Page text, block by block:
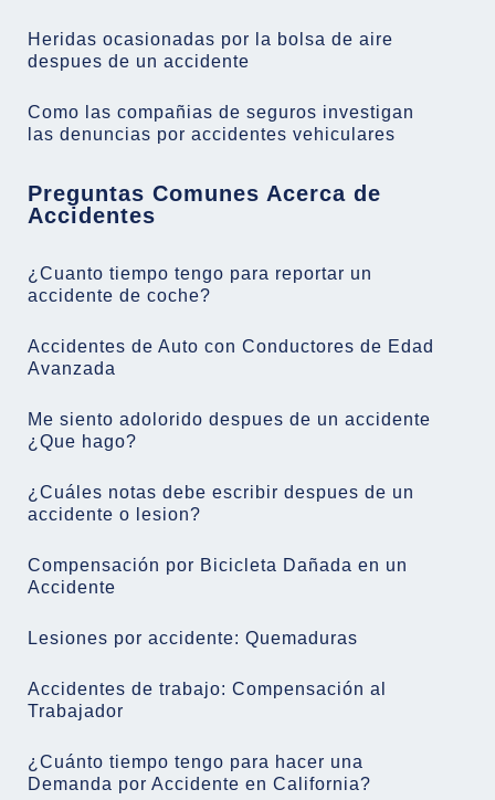
Heridas ocasionadas por la bolsa de aire
despues de un accidente
Como las compañias de seguros investigan
las denuncias por accidentes vehiculares
Preguntas Comunes Acerca de
Accidentes
¿Cuanto tiempo tengo para reportar un
accidente de coche?
Accidentes de Auto con Conductores de Edad
Avanzada
Me siento adolorido despues de un accidente
¿Que hago?
¿Cuáles notas debe escribir despues de un
accidente o lesion?
Compensación por Bicicleta Dañada en un
Accidente
Lesiones por accidente: Quemaduras
Accidentes de trabajo: Compensación al
Trabajador
¿Cuánto tiempo tengo para hacer una
Demanda por Accidente en California?